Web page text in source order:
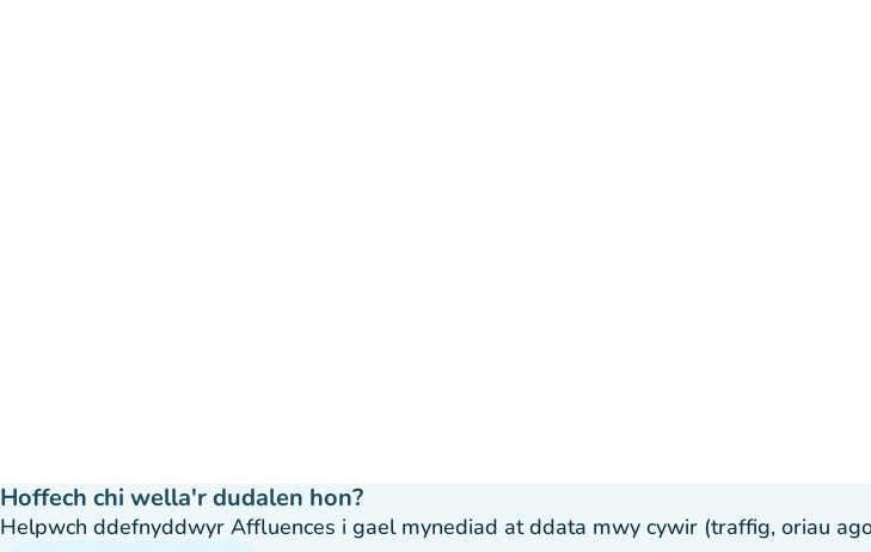
Hoffech chi wella'r dudalen hon?
Helpwch ddefnyddwyr Affluences i gael mynediad at ddata mwy cywir (traffig, oriau